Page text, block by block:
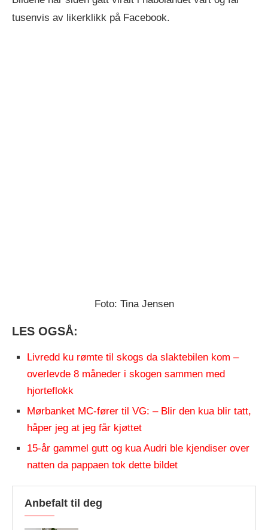
tusenvis av likerklikk på Facebook.
Foto: Tina Jensen
LES OGSÅ:
Livredd ku rømte til skogs da slaktebilen kom –
overlevde 8 måneder i skogen sammen med
hjorteflokk
Mørbanket MC-fører til VG: – Blir den kua blir tatt,
håper jeg at jeg får kjøttet
15-år gammel gutt og kua Audri ble kjendiser over
natten da pappaen tok dette bildet
Anbefalt til deg